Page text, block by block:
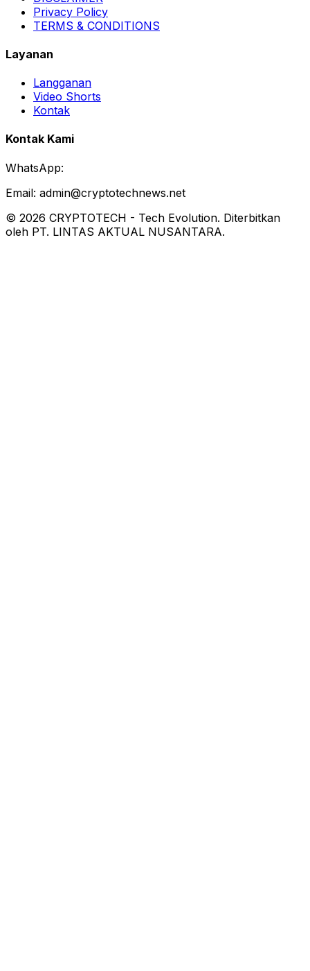
Privacy Policy
TERMS & CONDITIONS
Layanan
Langganan
Video Shorts
Kontak
Kontak Kami
WhatsApp:
Email: admin@cryptotechnews.net
© 2026 CRYPTOTECH - Tech Evolution. Diterbitkan
oleh PT. LINTAS AKTUAL NUSANTARA.